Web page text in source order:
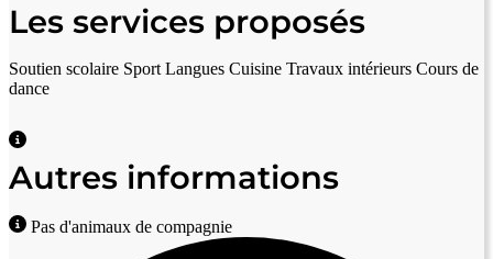
Les services proposés
Soutien scolaire Sport Langues Cuisine Travaux intérieurs Cours de
dance
Autres informations
Pas d'animaux de compagnie